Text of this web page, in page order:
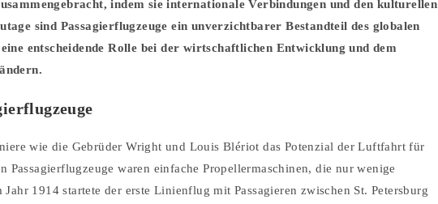
indem sie internationale Verbindungen und den kulturellen
sind Passagierflugzeuge ein unverzichtbarer Bestandteil des globalen
entscheidende Rolle bei der wirtschaftlichen Entwicklung und dem
wie die Gebrüder Wright und Louis Blériot das Potenzial der Luftfahrt für
Passagierflugzeuge waren einfache Propellermaschinen, die nur wenige
1914 startete der erste Linienflug mit Passagieren zwischen St. Petersburg